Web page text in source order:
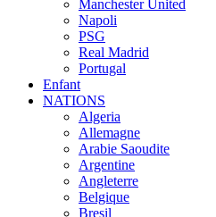
Manchester United
Napoli
PSG
Real Madrid
Portugal
Enfant
NATIONS
Algeria
Allemagne
Arabie Saoudite
Argentine
Angleterre
Belgique
Bresil